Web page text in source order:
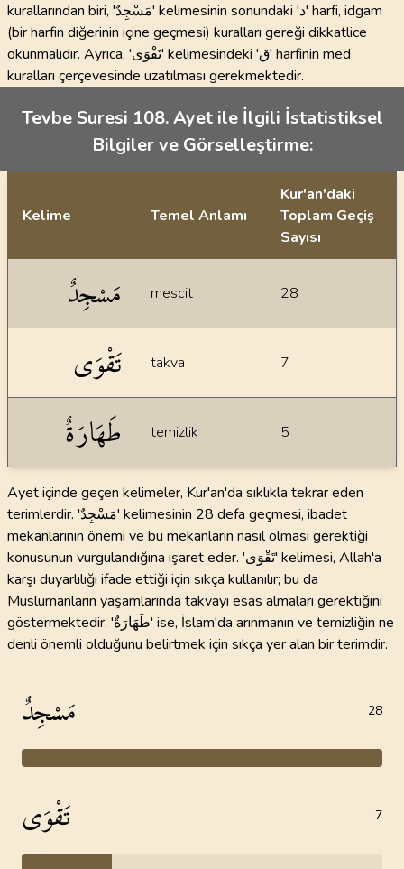
kurallarından biri, 'مَسْجِدٌ' kelimesinin sonundaki 'د' harfi, idgam
(bir harfin diğerinin içine geçmesi) kuralları gereği dikkatlice
okunmalıdır. Ayrıca, 'تَقْوَى' kelimesindeki 'ق' harfinin med
kuralları çerçevesinde uzatılması gerekmektedir.
Tevbe Suresi 108. Ayet ile İlgili İstatistiksel
Bilgiler ve Görselleştirme:
Kelime Temel Anlamı
Kur'an'daki
Toplam Geçiş
Sayısı
مَسْجِدٌ mescit 28
تَقْوَى takva 7
طَهَارَةٌ temizlik 5
Ayet içinde geçen kelimeler, Kur'an'da sıklıkla tekrar eden
terimlerdir. 'مَسْجِدٌ' kelimesinin 28 defa geçmesi, ibadet
mekanlarının önemi ve bu mekanların nasıl olması gerektiği
konusunun vurgulandığına işaret eder. 'تَقْوَى' kelimesi, Allah'a
karşı duyarlılığı ifade ettiği için sıkça kullanılır; bu da
Müslümanların yaşamlarında takvayı esas almaları gerektiğini
göstermektedir. 'طَهَارَةٌ' ise, İslam'da arınmanın ve temizliğin ne
denli önemli olduğunu belirtmek için sıkça yer alan bir terimdir.
مَسْجِدٌ 28
تَقْوَى 7